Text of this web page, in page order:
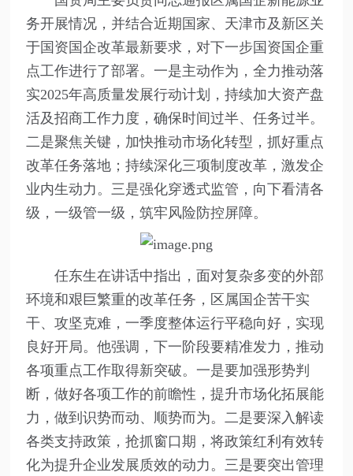
务开展情况，并结合近期国家、天津市及新区关
于国资国企改革最新要求，对下一步国资国企重
点工作进行了部署。一是主动作为，全力推动落
实2025年高质量发展行动计划，持续加大资产盘
活及招商工作力度，确保时间过半、任务过半。
二是聚焦关键，加快推动市场化转型，抓好重点
改革任务落地；持续深化三项制度改革，激发企
业内生动力。三是强化穿透式监管，向下看清各
级，一级管一级，筑牢风险防控屏障。
任东生在讲话中指出，面对复杂多变的外部
环境和艰巨繁重的改革任务，区属国企苦干实
干、攻坚克难，一季度整体运行平稳向好，实现
良好开局。他强调，下一阶段要精准发力，推动
各项重点工作取得新突破。一是要加强形势判
断，做好各项工作的前瞻性，提升市场化拓展能
力，做到识势而动、顺势而为。二是要深入解读
各类支持政策，抢抓窗口期，将政策红利有效转
化为提升企业发展质效的动力。三是要突出管理